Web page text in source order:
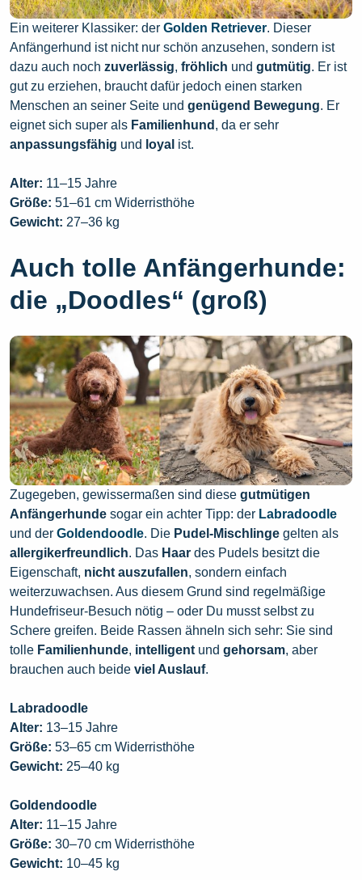
Ein weiterer Klassiker: der Golden Retriever. Dieser
Anfängerhund ist nicht nur schön anzusehen, sondern ist
dazu auch noch zuverlässig, fröhlich und gutmütig. Er ist
gut zu erziehen, braucht dafür jedoch einen starken
Menschen an seiner Seite und genügend Bewegung. Er
eignet sich super als Familienhund , da er sehr
anpassungsfähig und loyal ist.
Alter: 11–15 Jahre
Größe: 51–61 cm Widerristhöhe
Gewicht: 27–36 kg
Auch tolle Anfängerhunde:
die „Doodles“ (groß)
Zugegeben, gewissermaßen sind diese gutmütigen
Anfängerhunde sogar ein achter Tipp: der Labradoodle
und der Goldendoodle. Die Pudel-Mischlinge gelten als
allergikerfreundlich. Das Haar des Pudels besitzt die
Eigenschaft, nicht auszufallen, sondern einfach
weiterzuwachsen. Aus diesem Grund sind regelmäßige
Hundefriseur-Besuch nötig – oder Du musst selbst zu
Schere greifen. Beide Rassen ähneln sich sehr: Sie sind
tolle Familienhunde, intelligent und gehorsam, aber
brauchen auch beide viel Auslauf.
Labradoodle
Alter: 13–15 Jahre
Größe: 53–65 cm Widerristhöhe
Gewicht: 25–40 kg
Goldendoodle
Alter: 11–15 Jahre
Größe: 30–70 cm Widerristhöhe
Gewicht: 10–45 kg